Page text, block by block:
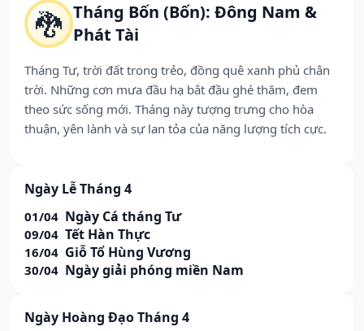
🐉 Tháng Bốn (Bốn): Đông Nam &
Phát Tài
Tháng Tư, trời đất trong trẻo, đồng quê xanh phủ chân
trời. Những cơn mưa đầu hạ bắt đầu ghé thăm, đem
theo sức sống mới. Tháng này tượng trưng cho hòa
thuận, yên lành và sự lan tỏa của năng lượng tích cực.
Ngày Lễ Tháng 4
01/04 Ngày Cá tháng Tư
09/04 Tết Hàn Thực
16/04 Giỗ Tổ Hùng Vương
30/04 Ngày giải phóng miền Nam
Ngày Hoàng Đạo Tháng 4